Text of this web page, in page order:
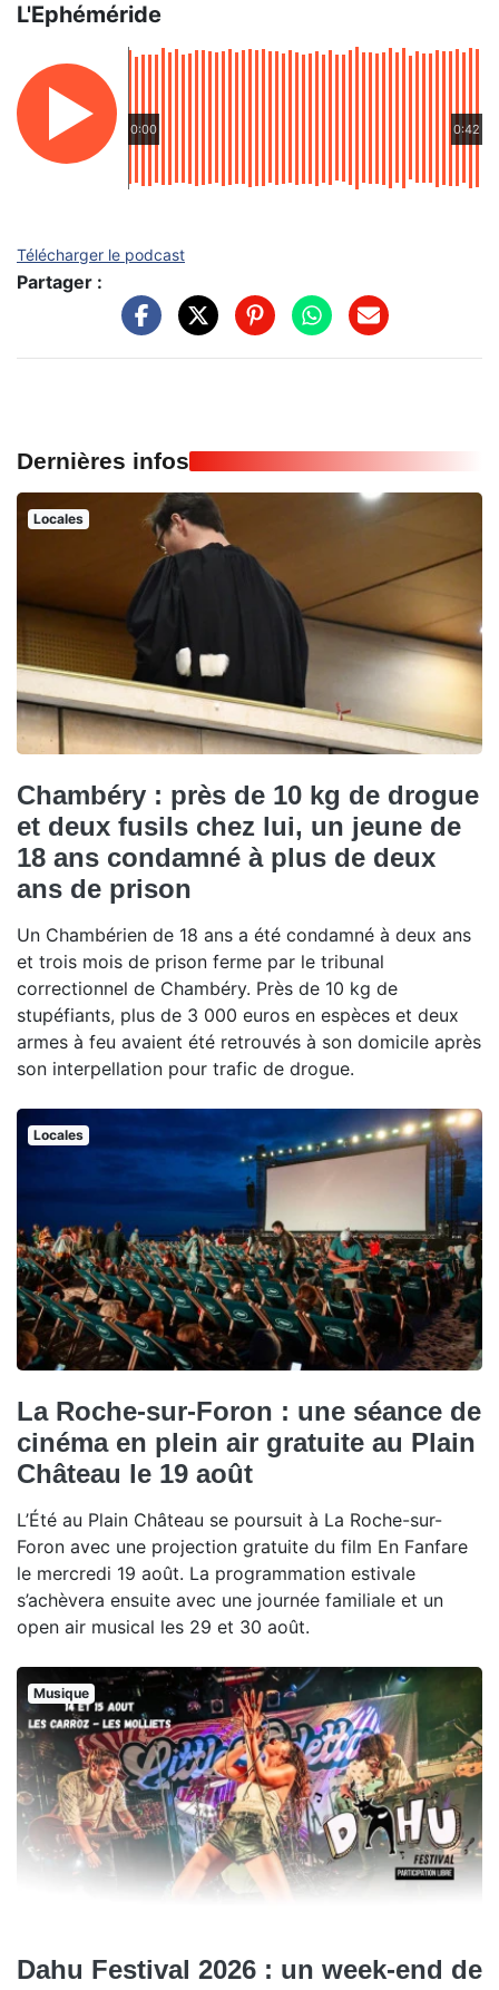
L'Ephéméride
0:00 0:42
Télécharger le podcast
Partager :
Dernières infos
Locales
Chambéry : près de 10 kg de drogue
et deux fusils chez lui, un jeune de
18 ans condamné à plus de deux
ans de prison
Un Chambérien de 18 ans a été condamné à deux ans
et trois mois de prison ferme par le tribunal
correctionnel de Chambéry. Près de 10 kg de
stupéfiants, plus de 3 000 euros en espèces et deux
armes à feu avaient été retrouvés à son domicile après
son interpellation pour trafic de drogue.
Locales
La Roche-sur-Foron : une séance de
cinéma en plein air gratuite au Plain
Château le 19 août
L’Été au Plain Château se poursuit à La Roche-sur-
Foron avec une projection gratuite du film En Fanfare
le mercredi 19 août. La programmation estivale
s’achèvera ensuite avec une journée familiale et un
open air musical les 29 et 30 août.
Musique
Dahu Festival 2026 : un week-end de